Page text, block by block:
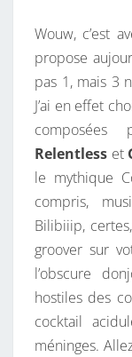
Wouw, c’est
propose
pas 1, mais 3
J’ai en effet
Relentless et
le mythique
compris,
Bilibiiip,
groover sur
l’obscure
hostiles des
cocktail
méninges.